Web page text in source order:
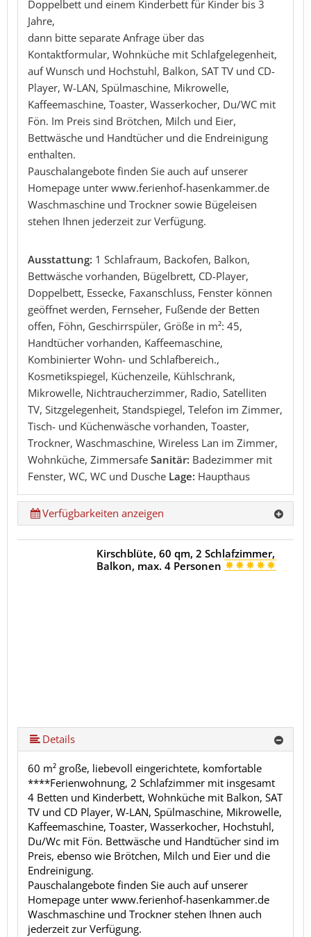
Doppelbett und einem Kinderbett für Kinder bis 3
Jahre,
dann bitte separate Anfrage über das
Kontaktformular, Wohnküche mit Schlafgelegenheit,
auf Wunsch und Hochstuhl, Balkon, SAT TV und CD-
Player, W-LAN, Spülmaschine, Mikrowelle,
Kaffeemaschine, Toaster, Wasserkocher, Du/WC mit
Fön. Im Preis sind Brötchen, Milch und Eier,
Bettwäsche und Handtücher und die Endreinigung
enthalten.
Pauschalangebote finden Sie auch auf unserer
Homepage unter www.ferienhof-hasenkammer.de
Waschmaschine und Trockner sowie Bügeleisen
stehen Ihnen jederzeit zur Verfügung.
Ausstattung: 1 Schlafraum, Backofen, Balkon,
Bettwäsche vorhanden, Bügelbrett, CD-Player,
Doppelbett, Essecke, Faxanschluss, Fenster können
geöffnet werden, Fernseher, Fußende der Betten
offen, Föhn, Geschirrspüler, Größe in m²: 45,
Handtücher vorhanden, Kaffeemaschine,
Kombinierter Wohn- und Schlafbereich.,
Kosmetikspiegel, Küchenzeile, Kühlschrank,
Mikrowelle, Nichtraucherzimmer, Radio, Satelliten
TV, Sitzgelegenheit, Standspiegel, Telefon im Zimmer,
Tisch- und Küchenwäsche vorhanden, Toaster,
Trockner, Waschmaschine, Wireless Lan im Zimmer,
Wohnküche, Zimmersafe Sanitär: Badezimmer mit
Fenster, WC, WC und Dusche Lage: Haupthaus
Verfügbarkeiten anzeigen
Kirschblüte, 60 qm, 2 Schlafzimmer,
Balkon, max. 4 Personen
Details
60 m² große, liebevoll eingerichtete, komfortable
****Ferienwohnung, 2 Schlafzimmer mit insgesamt
4 Betten und Kinderbett, Wohnküche mit Balkon, SAT
TV und CD Player, W-LAN, Spülmaschine, Mikrowelle,
Kaffeemaschine, Toaster, Wasserkocher, Hochstuhl,
Du/Wc mit Fön. Bettwäsche und Handtücher sind im
Preis, ebenso wie Brötchen, Milch und Eier und die
Endreinigung.
Pauschalangebote finden Sie auch auf unserer
Homepage unter www.ferienhof-hasenkammer.de
Waschmaschine und Trockner stehen Ihnen auch
jederzeit zur Verfügung.